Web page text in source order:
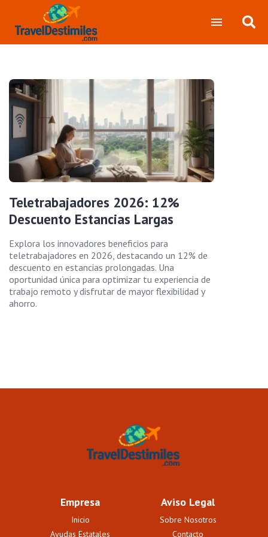
Teletrabajadores 2026: 12%
Descuento Estancias Largas
Explora los innovadores beneficios para
teletrabajadores en 2026, destacando un 12% de
descuento en estancias prolongadas. Una
oportunidad única para optimizar tu experiencia de
trabajo remoto y disfrutar de mayor flexibilidad y
ahorro.
Empresa
Inicio
Ayudas Estatales
Aviso Legal
Sobre Nosotros
Contacto